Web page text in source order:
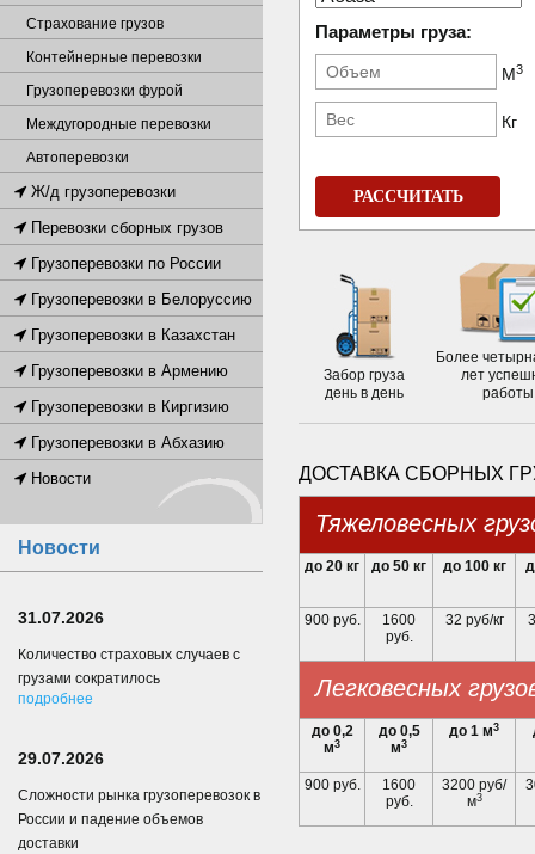
Параметры груза:
М3
Кг
РАССЧИТАТЬ
Забор груза
день в день
Более
лет
работы
ДОСТАВКА СБОРНЫХ
Тяжеловесных
до 20 кг до 50 кг до 100 кг
900 руб.
1600
руб.
32 руб/кг
Легковесных
до 0,2
м3
до 0,5
м3
до 1 м3
900 руб.
1600
руб.
3200 руб/
м3
Страхование грузов
Контейнерные перевозки
Грузоперевозки фурой
Междугородные перевозки
Автоперевозки
Ж/д грузоперевозки
Перевозки сборных грузов
Грузоперевозки по России
Грузоперевозки в Белоруссию
Грузоперевозки в Казахстан
Грузоперевозки в Армению
Грузоперевозки в Киргизию
Грузоперевозки в Абхазию
Новости
Новости
31.07.2026
Количество страховых случаев с
грузами сократилось
подробнее
29.07.2026
Сложности рынка грузоперевозок в
России и падение объемов
доставки